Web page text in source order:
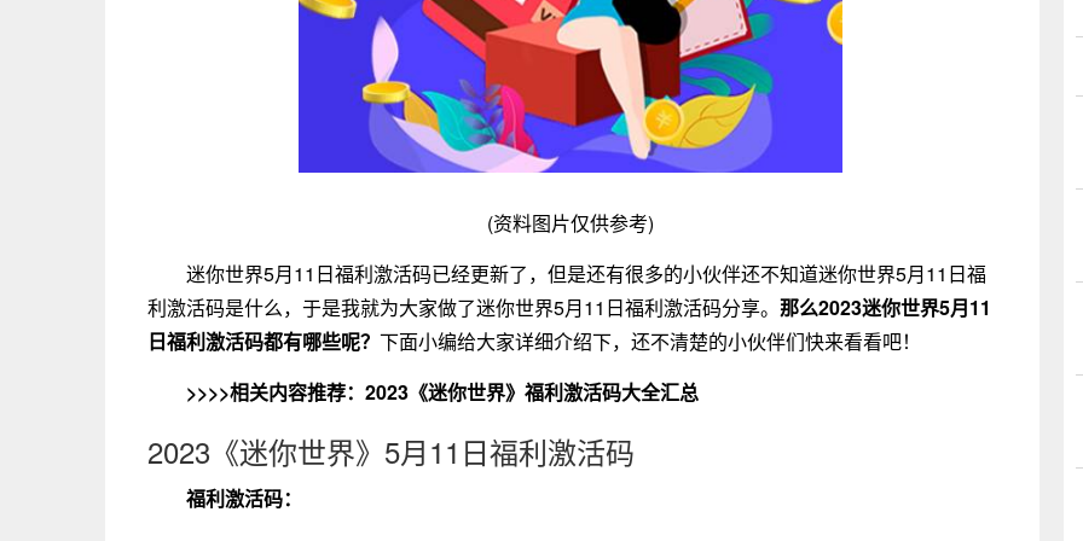
(资料图片仅供参考)
迷你世界5月11日福利激活码已经更新了，但是还有很多的小伙伴还不知道迷你世界5月11日福
利激活码是什么，于是我就为大家做了迷你世界5月11日福利激活码分享。 那么2023迷你世界5月11
日福利激活码都有哪些呢？ 下面小编给大家详细介绍下，还不清楚的小伙伴们快来看看吧！
>>>>相关内容推荐： 2023《迷你世界》福利激活码大全汇总
2023《迷你世界》5月11日福利激活码
福利激活码：